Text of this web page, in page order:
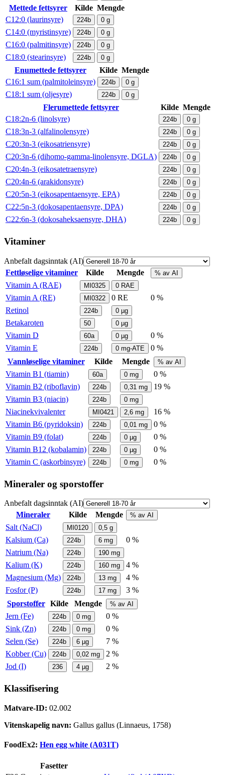
Mettede fettsyrer Kilde Mengde
C12:0 (laurinsyre)
224b 0 g
C14:0 (myristinsyre) 224b 0 g
C16:0 (palmitinsyre) 224b 0 g
C18:0 (stearinsyre) 224b 0 g
Enumettede fettsyrer Kilde Mengde
C16:1 sum (palmitoleinsyre)
224b 0 g
C18:1 sum (oljesyre) 224b 0 g
Flerumettede fettsyrer Kilde Mengde
C18:2n-6 (linolsyre)
224b 0 g
C18:3n-3 (alfalinolensyre) 224b 0 g
C20:3n-3 (eikosatriensyre) 224b 0 g
C20:3n-6 (dihomo-gamma-linolensyre, DGLA) 224b 0 g
C20:4n-3 (eikosatetraensyre) 224b 0 g
C20:4n-6 (arakidonsyre) 224b 0 g
C20:5n-3 (eikosapentaensyre, EPA) 224b 0 g
C22:5n-3 (dokosapentaensyre, DPA) 224b 0 g
C22:6n-3 (dokosaheksaensyre, DHA) 224b 0 g
Vitaminer
Anbefalt dagsinntak (AI)
Fettløselige vitaminer
Kilde Mengde % av AI
Vitamin A (RAE) MI0325 0 RAE
Vitamin A (RE) MI0322 0 RE
0 %
Retinol
224b 0 µg
Betakaroten 50 0 µg
Vitamin D 60a 0 µg
0 %
Vitamin E
224b 0 mg-ATE
0 %
Vannløselige vitaminer
Kilde Mengde % av AI
Vitamin B1 (tiamin) 60a 0 mg
0 %
Vitamin B2 (riboflavin)
224b 0,31 mg
19 %
Vitamin B3 (niacin)
224b 0 mg
Niacinekvivalenter MI0421 2,6 mg
16 %
Vitamin B6 (pyridoksin)
224b 0,01 mg
0 %
Vitamin B9 (folat)
224b 0 µg
0 %
Vitamin B12 (kobalamin)
224b 0 µg
0 %
Vitamin C (askorbinsyre)
224b 0 mg 0 %
Mineraler og sporstoffer
Anbefalt dagsinntak (AI)
Mineraler
Kilde Mengde % av AI
Salt (NaCl) MI0120 0,5 g
Kalsium (Ca) 224b 6 mg
0 %
Natrium (Na)
224b 190 mg
Kalium (K) 224b 160 mg
4 %
Magnesium (Mg)
224b 13 mg
4 %
Fosfor (P)
224b 17 mg
3 %
Sporstoffer
Kilde Mengde % av AI
Jern (Fe) 224b 0 mg
0 %
Sink (Zn)
224b 0 mg
0 %
Selen (Se)
224b 6 µg
7 %
Kobber (Cu)
224b 0,02 mg
2 %
Jod (I)
236 4 µg 2 %
Klassifisering
Matvare-ID: 02.002
Vitenskapelig navn: Gallus gallus (Linnaeus, 1758)
FoodEx2: Hen egg white (A031T)
Fasetter